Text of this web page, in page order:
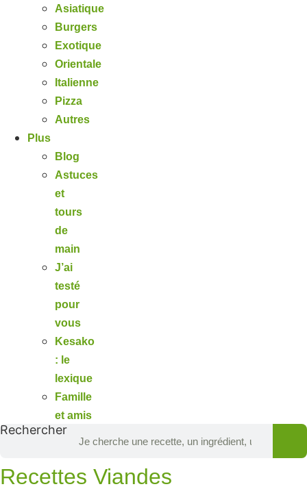
Asiatique
Burgers
Exotique
Orientale
Italienne
Pizza
Autres
Plus
Blog
Astuces
et
tours
de
main
J’ai
testé
pour
vous
Kesako
: le
lexique
Famille
et amis
Rechercher
Recettes Viandes